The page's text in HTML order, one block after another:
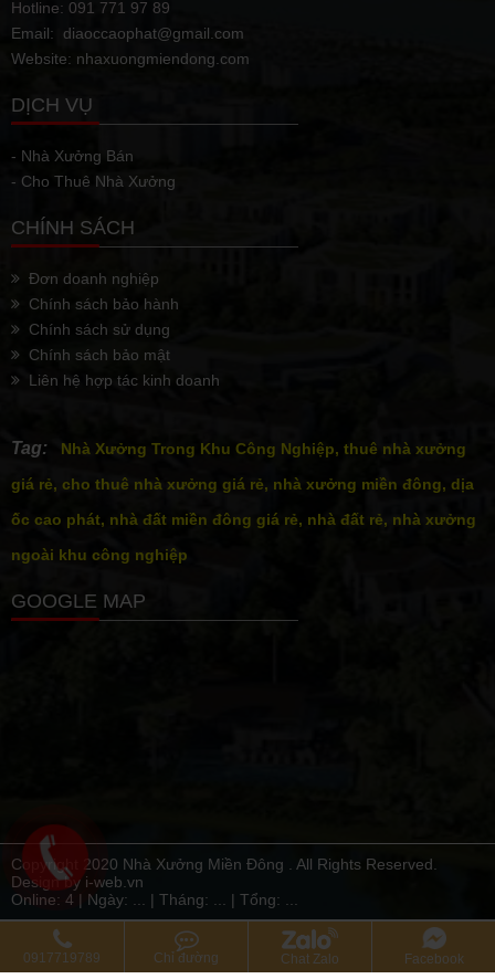
Hotline: 091 771 97 89
Email: diaoccaophat@gmail.com
Website: nhaxuongmiendong.com
DỊCH VỤ
- Nhà Xưởng Bán
- Cho Thuê Nhà Xưởng
CHÍNH SÁCH
Đơn doanh nghiệp
Chính sách bảo hành
Chính sách sử dụng
Chính sách bảo mật
Liên hệ hợp tác kinh doanh
Tag:
Nhà Xưởng Trong Khu Công Nghiệp, thuê nhà xưởng
giá rẻ, cho thuê nhà xưởng giá rẻ, nhà xưởng miền đông, dịa
ốc cao phát, nhà đất miền đông giá rẻ, nhà đất rẻ, nhà xưởng
ngoài khu công nghiệp
GOOGLE MAP
Copyright 2020 Nhà Xưởng Miền Đông . All Rights Reserved.
Design by i-web.vn
Online: 4 | Ngày:
| Tháng: | Tổng:
0917719789 Chỉ đường Chat Zalo Facebook